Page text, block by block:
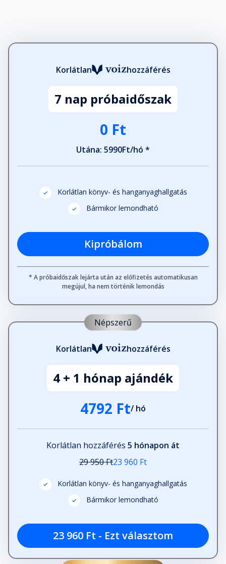
Korlátlan hozzáférés
7 nap próbaidőszak
0 Ft
Utána: 5990Ft/hó *
Korlátlan könyv- és hanganyaghallgatás
Bármikor lemondható
Kipróbálom
* A próbaidőszak lejárta után az előfizetés automatikusan
megújul, ha nem történik lemondás
Népszerű
Korlátlan hozzáférés
4 + 1 hónap ajándék
4792 Ft/ hó
Korlátlan hozzáférés 5 hónapon át
29 950 Ft23 960 Ft
Korlátlan könyv- és hanganyaghallgatás
Bármikor lemondható
23 960 Ft - Ezt választom